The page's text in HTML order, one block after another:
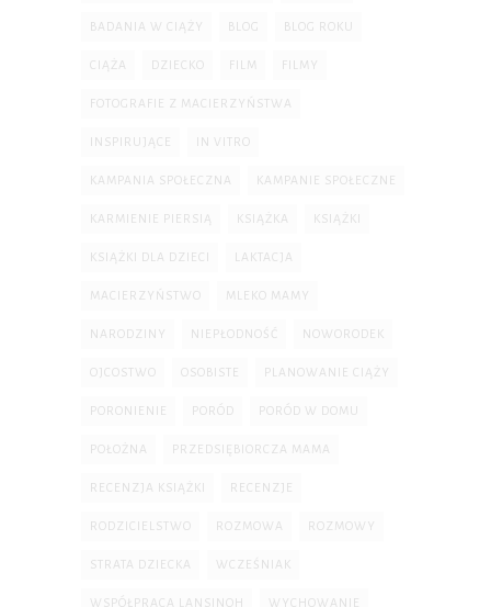
BADANIA W CIĄŻY BLOG BLOG ROKU
CIĄŻA DZIECKO FILM FILMY
FOTOGRAFIE Z MACIERZYŃSTWA
INSPIRUJĄCE IN VITRO
KAMPANIA SPOŁECZNA KAMPANIE SPOŁECZNE
KARMIENIE PIERSIĄ KSIĄŻKA KSIĄŻKI
KSIĄŻKI DLA DZIECI LAKTACJA
MACIERZYŃSTWO MLEKO MAMY
NARODZINY NIEPŁODNOŚĆ NOWORODEK
OJCOSTWO OSOBISTE PLANOWANIE CIĄŻY
PORONIENIE PORÓD PORÓD W DOMU
POŁOŻNA PRZEDSIĘBIORCZA MAMA
RECENZJA KSIĄŻKI RECENZJE
RODZICIELSTWO ROZMOWA ROZMOWY
STRATA DZIECKA WCZEŚNIAK
WSPÓŁPRACA LANSINOH WYCHOWANIE